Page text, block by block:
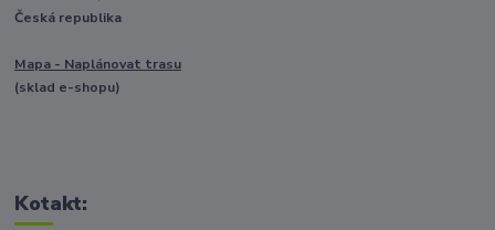
Česká republika
Mapa - Naplánovat trasu
(sklad e-shopu)
Kotakt: